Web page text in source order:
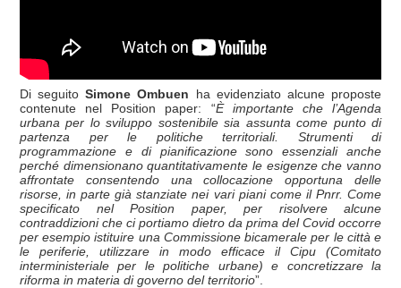
Di seguitoSimone Ombuen ha evidenziato alcune proposte
contenute nel Position paper: “È importante che l’Agenda
urbana per lo sviluppo sostenibile sia assunta come punto di
partenza per le politiche territoriali. Strumenti di
programmazione e di pianificazione sono essenziali anche
perché dimensionano quantitativamente le esigenze che vanno
affrontate consentendo una collocazione opportuna delle
risorse, in parte già stanziate nei vari piani come il Pnrr. Come
specificato nel Position paper, per risolvere alcune
contraddizioni che ci portiamo dietro da prima del Covid occorre
per esempio istituire una Commissione bicamerale per le città e
le periferie, utilizzare in modo efficace il Cipu (Comitato
interministeriale per le politiche urbane) e concretizzare la
riforma in materia di governo del territorio”.